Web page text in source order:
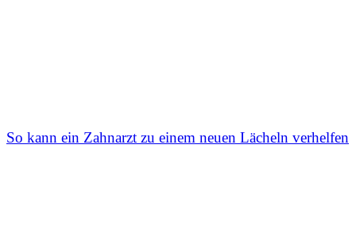
So kann ein Zahnarzt zu einem neuen Lächeln verhelfen